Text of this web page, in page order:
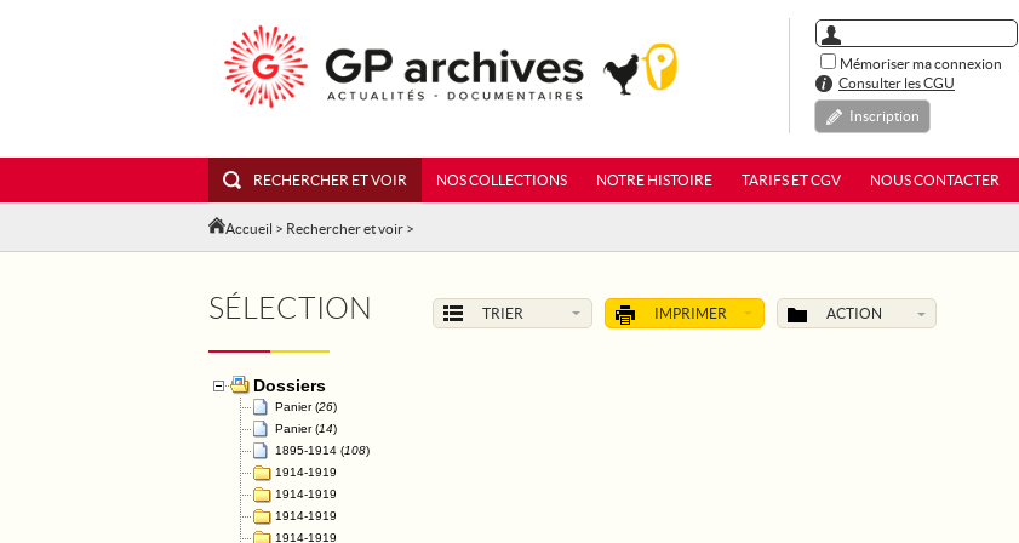
Mémoriser ma connexion
Consulter les CGU
Inscription
RECHERCHER ET VOIR NOS COLLECTIONS NOTRE HISTOIRE TARIFS ET CGV NOUS CONTACTER
Accueil > Rechercher et voir >
SÉLECTION TRIER IMPRIMER ACTION